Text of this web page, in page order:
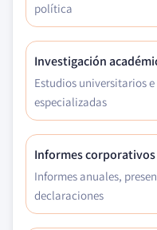
política
Investigación
Estudios universitarios
especializadas
Informes corporativos
Informes anuales,
declaraciones